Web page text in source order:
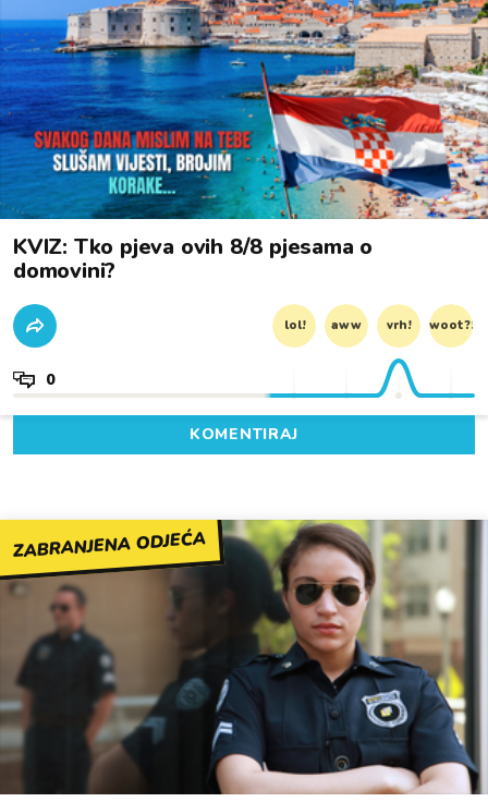
KVIZ: Tko pjeva ovih 8/8 pjesama o
domovini?
lol! aww vrh! woot?!
0
KOMENTIRAJ
ZABRANJENA ODJEĆA